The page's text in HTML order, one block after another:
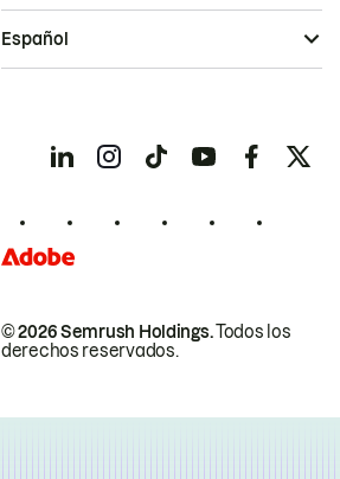
© 2026 Semrush Holdings.Todos los
derechos reservados.
Español